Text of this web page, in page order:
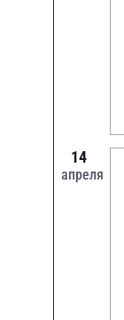
14
апреля